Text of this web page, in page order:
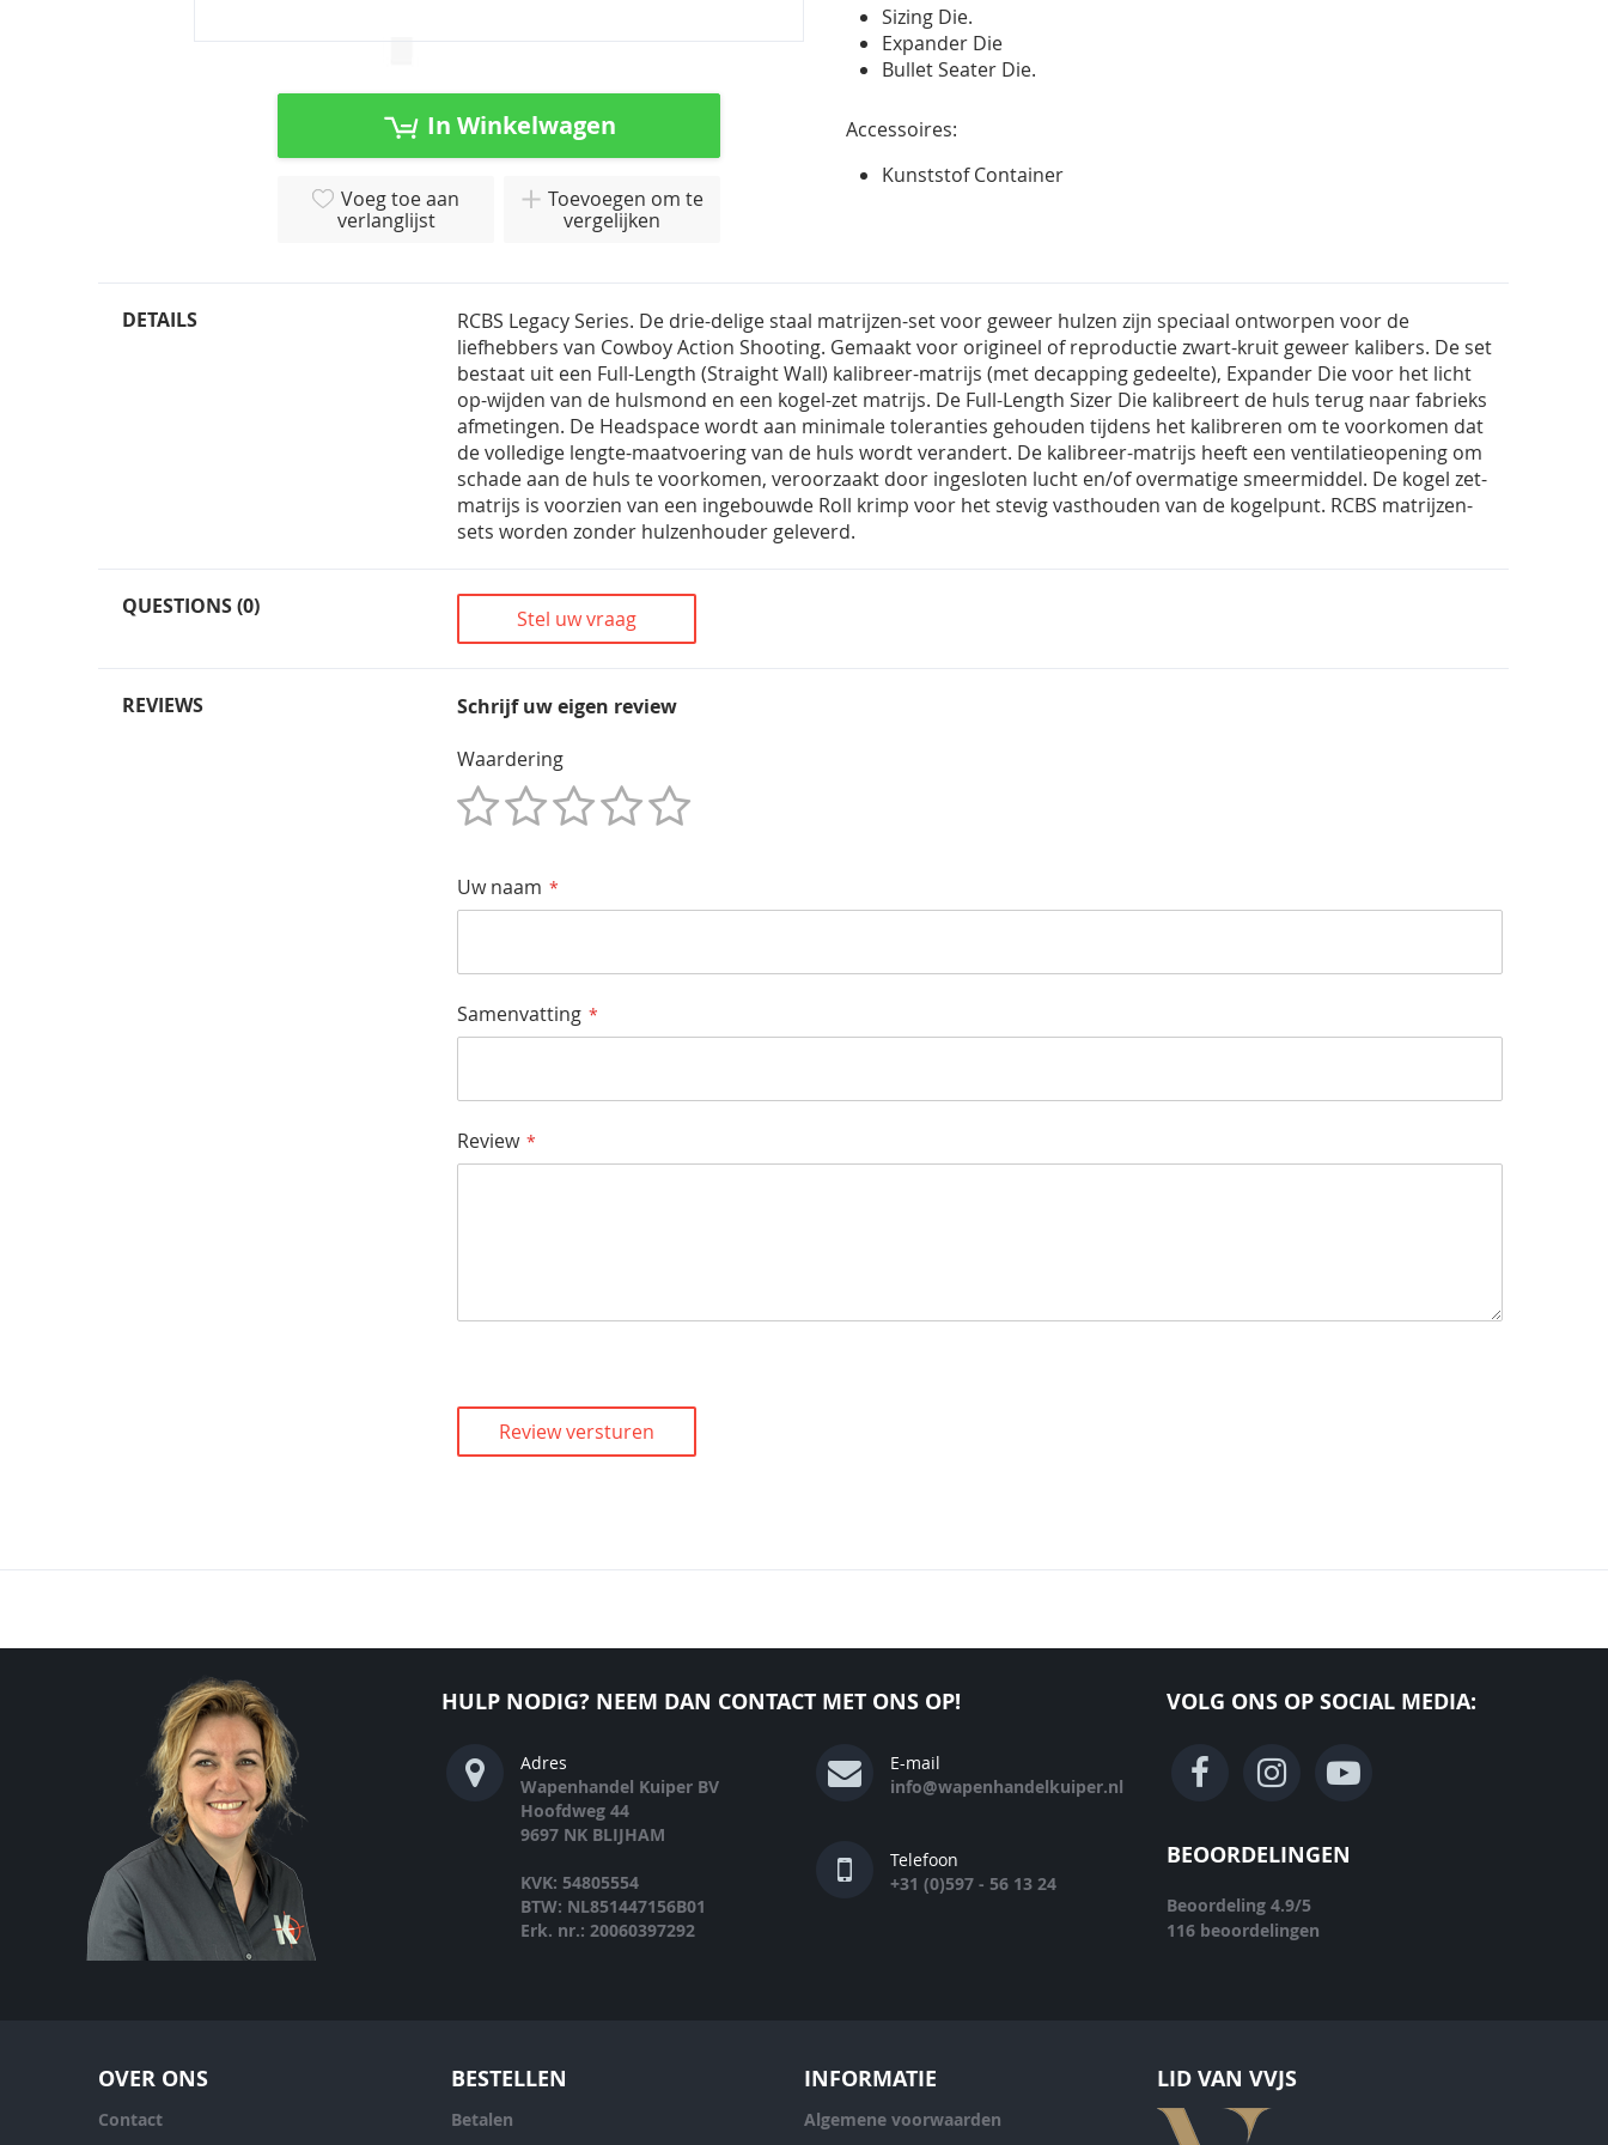
In Winkelwagen
Voeg toe aan
verlanglijst
Toevoegen om te
vergelijken
Sizing Die.
Expander Die
Bullet Seater Die.
Accessoires:
Kunststof Container
DETAILS
RCBS Legacy Series. De drie-delige staal matrijzen-set voor geweer hulzen zijn speciaal ontworpen voor de
liefhebbers van Cowboy Action Shooting. Gemaakt voor origineel of reproductie zwart-kruit geweer kalibers. De set
bestaat uit een Full-Length (Straight Wall) kalibreer-matrijs (met decapping gedeelte), Expander Die voor het licht
op-wijden van de hulsmond en een kogel-zet matrijs. De Full-Length Sizer Die kalibreert de huls terug naar fabrieks
afmetingen. De Headspace wordt aan minimale toleranties gehouden tijdens het kalibreren om te voorkomen dat
de volledige lengte-maatvoering van de huls wordt verandert. De kalibreer-matrijs heeft een ventilatieopening om
schade aan de huls te voorkomen, veroorzaakt door ingesloten lucht en/of overmatige smeermiddel. De kogel zet-
matrijs is voorzien van een ingebouwde Roll krimp voor het stevig vasthouden van de kogelpunt. RCBS matrijzen-
sets worden zonder hulzenhouder geleverd.
QUESTIONS (0) Stel uw vraag
REVIEWS
Schrijf uw eigen review
Waardering
Uw naam
Samenvatting
Review
Review versturen
HULP NODIG? NEEM DAN CONTACT MET ONS OP!
Adres
Wapenhandel Kuiper BV
Hoofdweg 44
9697 NK BLIJHAM
KVK: 54805554
BTW: NL851447156B01
Erk. nr.: 20060397292
E-mail
info@wapenhandelkuiper.nl
Telefoon
+31 (0)597 - 56 13 24
VOLG ONS OP SOCIAL MEDIA:
BEOORDELINGEN
Beoordeling 4.9/5
116 beoordelingen
OVER ONS
Contact
BESTELLEN
Betalen
INFORMATIE
Algemene voorwaarden
LID VAN VVJS